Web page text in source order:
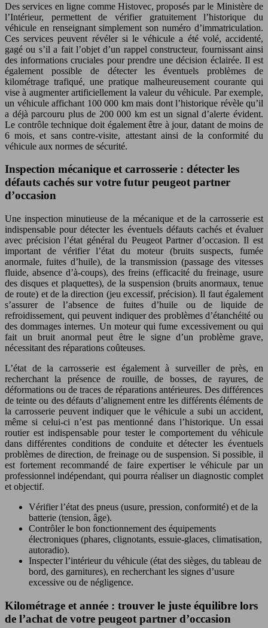
Des services en ligne comme Histovec, proposés par le Ministère de
l’Intérieur, permettent de vérifier gratuitement l’historique du
véhicule en renseignant simplement son numéro d’immatriculation.
Ces services peuvent révéler si le véhicule a été volé, accidenté,
gagé ou s’il a fait l’objet d’un rappel constructeur, fournissant ainsi
des informations cruciales pour prendre une décision éclairée. Il est
également possible de détecter les éventuels problèmes de
kilométrage trafiqué, une pratique malheureusement courante qui
vise à augmenter artificiellement la valeur du véhicule. Par exemple,
un véhicule affichant 100 000 km mais dont l’historique révèle qu’il
a déjà parcouru plus de 200 000 km est un signal d’alerte évident.
Le contrôle technique doit également être à jour, datant de moins de
6 mois, et sans contre-visite, attestant ainsi de la conformité du
véhicule aux normes de sécurité.
Inspection mécanique et carrosserie : détecter les
défauts cachés sur votre futur peugeot partner
d’occasion
Une inspection minutieuse de la mécanique et de la carrosserie est
indispensable pour détecter les éventuels défauts cachés et évaluer
avec précision l’état général du Peugeot Partner d’occasion. Il est
important de vérifier l’état du moteur (bruits suspects, fumée
anormale, fuites d’huile), de la transmission (passage des vitesses
fluide, absence d’à-coups), des freins (efficacité du freinage, usure
des disques et plaquettes), de la suspension (bruits anormaux, tenue
de route) et de la direction (jeu excessif, précision). Il faut également
s’assurer de l’absence de fuites d’huile ou de liquide de
refroidissement, qui peuvent indiquer des problèmes d’étanchéité ou
des dommages internes. Un moteur qui fume excessivement ou qui
fait un bruit anormal peut être le signe d’un problème grave,
nécessitant des réparations coûteuses.
L’état de la carrosserie est également à surveiller de près, en
recherchant la présence de rouille, de bosses, de rayures, de
déformations ou de traces de réparations antérieures. Des différences
de teinte ou des défauts d’alignement entre les différents éléments de
la carrosserie peuvent indiquer que le véhicule a subi un accident,
même si celui-ci n’est pas mentionné dans l’historique. Un essai
routier est indispensable pour tester le comportement du véhicule
dans différentes conditions de conduite et détecter les éventuels
problèmes de direction, de freinage ou de suspension. Si possible, il
est fortement recommandé de faire expertiser le véhicule par un
professionnel indépendant, qui pourra réaliser un diagnostic complet
et objectif.
Vérifier l’état des pneus (usure, pression, conformité) et de la
batterie (tension, âge).
Contrôler le bon fonctionnement des équipements
électroniques (phares, clignotants, essuie-glaces, climatisation,
autoradio).
Inspecter l’intérieur du véhicule (état des sièges, du tableau de
bord, des garnitures), en recherchant les signes d’usure
excessive ou de négligence.
Kilométrage et année : trouver le juste équilibre lors
de l’achat de votre peugeot partner d’occasion